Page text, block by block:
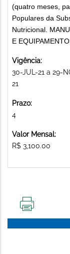
(quatro meses,
Populares da
Nutricional.
E
Vigência:
30-JUL-21 a 29-
21
Prazo:
4
Valor Mensal:
R$ 3,100.00
PÁGINA